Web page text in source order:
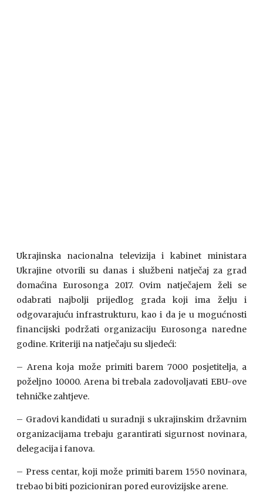
Ukrajinska nacionalna televizija i kabinet ministara
Ukrajine otvorili su danas i službeni natječaj za grad
domaćina Eurosonga 2017. Ovim natječajem želi se
odabrati najbolji prijedlog grada koji ima želju i
odgovarajuću infrastrukturu, kao i da je u mogućnosti
financijski podržati organizaciju Eurosonga naredne
godine. Kriteriji na natječaju su sljedeći:
– Arena koja može primiti barem 7000 posjetitelja, a
poželjno 10000. Arena bi trebala zadovoljavati EBU-ove
tehničke zahtjeve.
– Gradovi kandidati u suradnji s ukrajinskim državnim
organizacijama trebaju garantirati sigurnost novinara,
delegacija i fanova.
– Press centar, koji može primiti barem 1550 novinara,
trebao bi biti pozicioniran pored eurovizijske arene.